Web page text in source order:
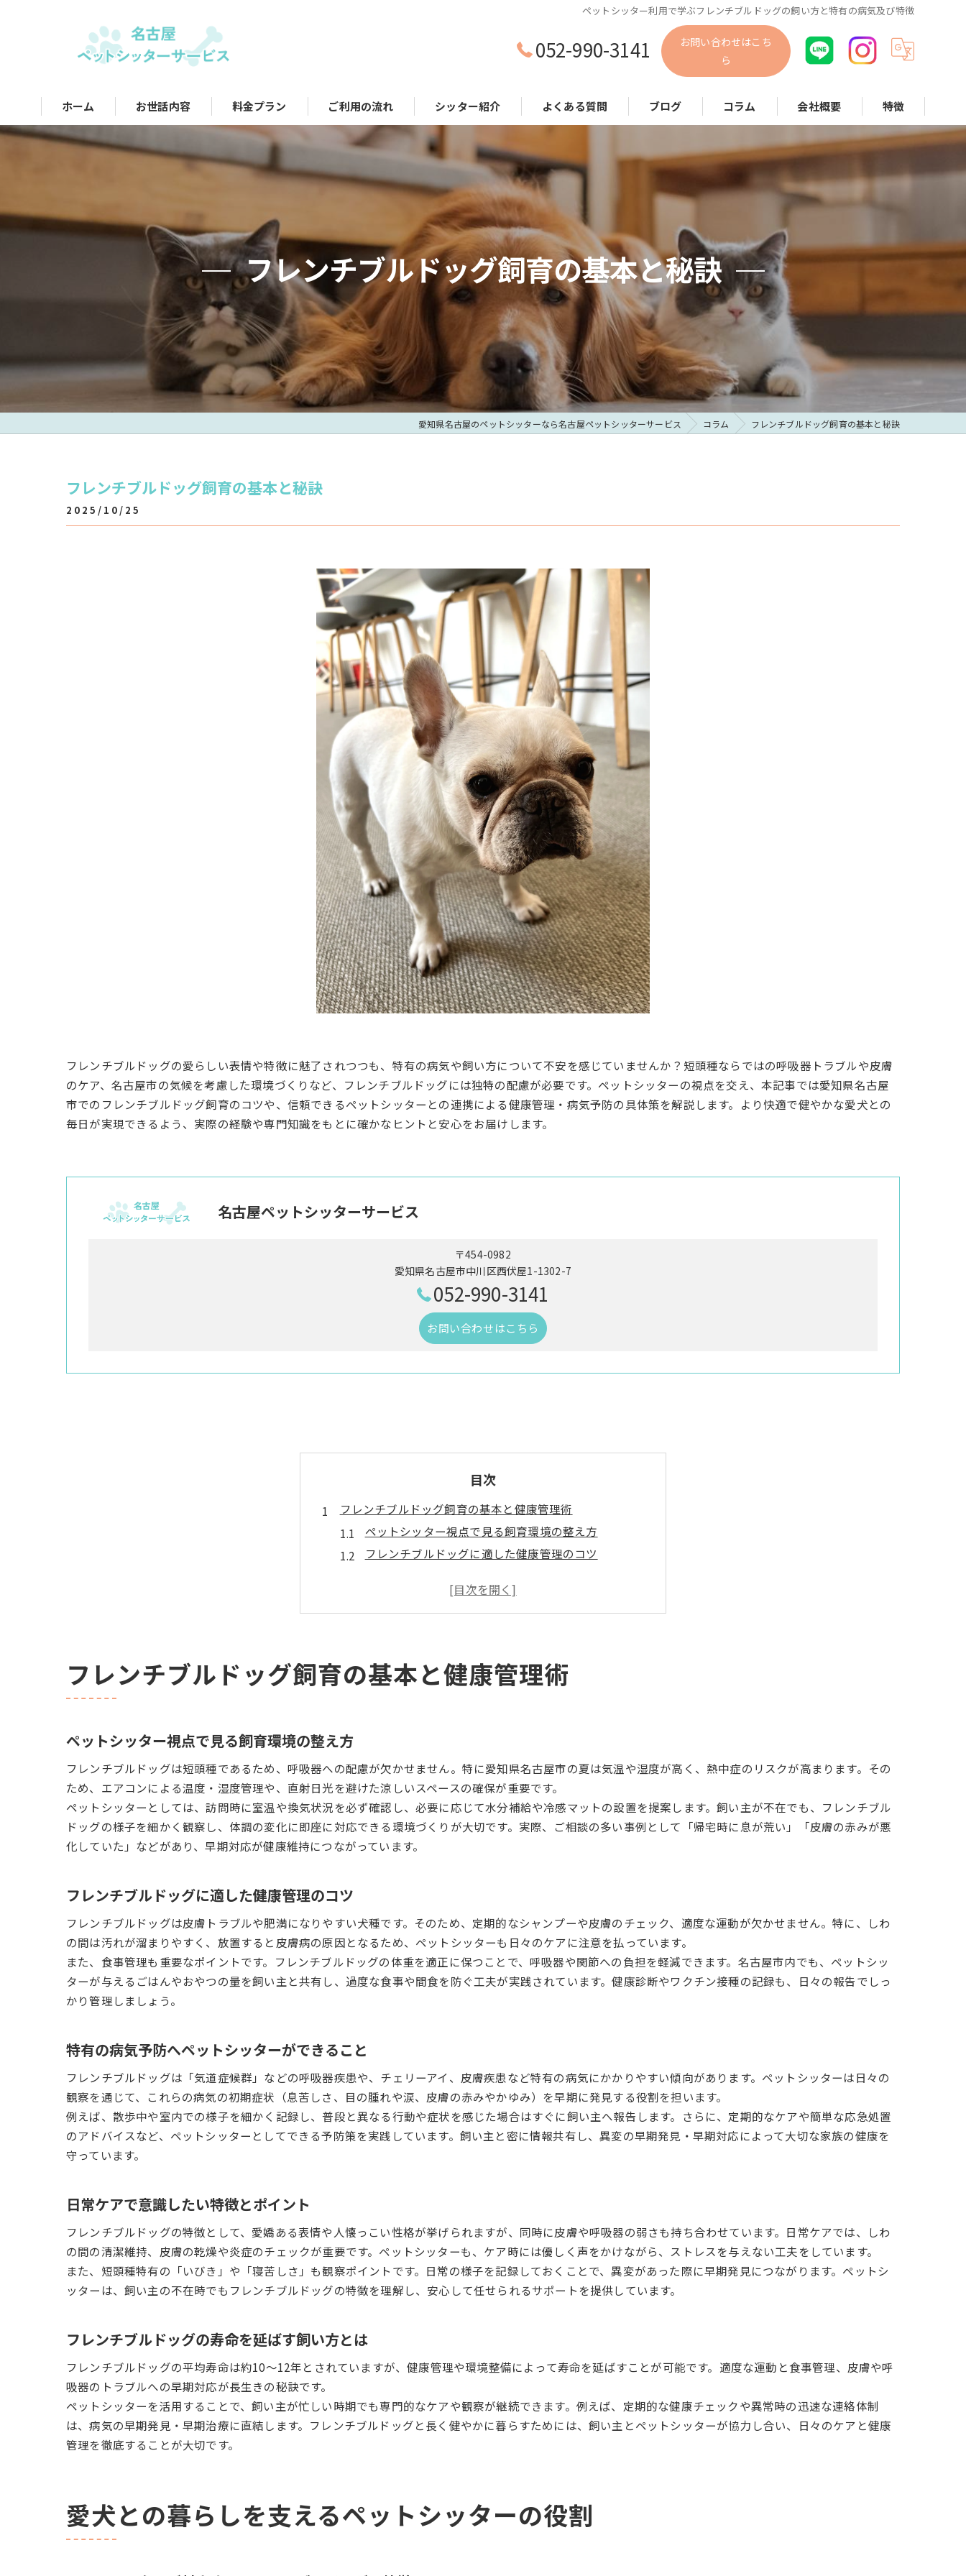
ペットシッター利用で学ぶフレンチブルドッグの飼い方と特有の病気及び特徴
052-990-3141
お問い合わせはこち
ら
ホーム お世話内容 料金プラン ご利用の流れ シッター紹介 よくある質問 ブログ コラム 会社概要 特徴
散歩代行
フレンチブルドッグ飼育の基本と秘訣
愛知県名古屋のペットシッターなら名古屋ペットシッターサービス コラム フレンチブルドッグ飼育の基本と秘訣
フレンチブルドッグ飼育の基本と秘訣
2025/10/25
フレンチブルドッグの愛らしい表情や特徴に魅了されつつも、特有の病気や飼い方について不安を感じていませんか？短頭種ならではの呼吸器トラブルや皮膚
のケア、名古屋市の気候を考慮した環境づくりなど、フレンチブルドッグには独特の配慮が必要です。ペットシッターの視点を交え、本記事では愛知県名古屋
市でのフレンチブルドッグ飼育のコツや、信頼できるペットシッターとの連携による健康管理・病気予防の具体策を解説します。より快適で健やかな愛犬との
毎日が実現できるよう、実際の経験や専門知識をもとに確かなヒントと安心をお届けします。
名古屋ペットシッターサービス
〒454-0982
愛知県名古屋市中川区西伏屋1-1302-7
052-990-3141
お問い合わせはこちら
目次
フレンチブルドッグ飼育の基本と健康管理術
ペットシッター視点で見る飼育環境の整え方
フレンチブルドッグに適した健康管理のコツ
日常ケアで意識したい特徴とポイント
ペットシッターが対応するフレンチブルドッグの特徴
飼い主とペットシッターの連携で安心のサポート体制
特徴から見るフレンチブルドッグへの最適ケア
フレンチブルドッグの特徴に合ったケア方法
ペットシッターによる性格別サポートの工夫
病気になりやすい体質を考えた日常の注意点
フレンチブルドッグの病気予防に役立つ習慣
ペットシッターが実践する健康管理アドバイス
短頭種気道症候群を防ぐ日常ケアの工夫
快適な飼い方を叶える実践的ヒント集
ペットシッターと作る快適な生活リズム
特徴を活かしたストレスフリーな飼い方
病気予防と健康維持のための実践ポイント
特徴を理解した上でのしつけポイント
性格に合わせたペットシッターのサポート術
飼い主と愛犬の絆を強める日常の工夫
フレンチブルドッグ飼育の基本と健康管理術
ペットシッター視点で見る飼育環境の整え方
フレンチブルドッグは短頭種であるため、呼吸器への配慮が欠かせません。特に愛知県名古屋市の夏は気温や湿度が高く、熱中症のリスクが高まります。その
ため、エアコンによる温度・湿度管理や、直射日光を避けた涼しいスペースの確保が重要です。
ペットシッターとしては、訪問時に室温や換気状況を必ず確認し、必要に応じて水分補給や冷感マットの設置を提案します。飼い主が不在でも、フレンチブル
ドッグの様子を細かく観察し、体調の変化に即座に対応できる環境づくりが大切です。実際、ご相談の多い事例として「帰宅時に息が荒い」「皮膚の赤みが悪
化していた」などがあり、早期対応が健康維持につながっています。
フレンチブルドッグに適した健康管理のコツ
フレンチブルドッグは皮膚トラブルや肥満になりやすい犬種です。そのため、定期的なシャンプーや皮膚のチェック、適度な運動が欠かせません。特に、しわ
の間は汚れが溜まりやすく、放置すると皮膚病の原因となるため、ペットシッターも日々のケアに注意を払っています。
また、食事管理も重要なポイントです。フレンチブルドッグの体重を適正に保つことで、呼吸器や関節への負担を軽減できます。名古屋市内でも、ペットシッ
ターが与えるごはんやおやつの量を飼い主と共有し、過度な食事や間食を防ぐ工夫が実践されています。健康診断やワクチン接種の記録も、日々の報告でしっ
かり管理しましょう。
特有の病気予防へペットシッターができること
フレンチブルドッグは「気道症候群」などの呼吸器疾患や、チェリーアイ、皮膚疾患など特有の病気にかかりやすい傾向があります。ペットシッターは日々の
観察を通じて、これらの病気の初期症状（息苦しさ、目の腫れや涙、皮膚の赤みやかゆみ）を早期に発見する役割を担います。
例えば、散歩中や室内での様子を細かく記録し、普段と異なる行動や症状を感じた場合はすぐに飼い主へ報告します。さらに、定期的なケアや簡単な応急処置
のアドバイスなど、ペットシッターとしてできる予防策を実践しています。飼い主と密に情報共有し、異変の早期発見・早期対応によって大切な家族の健康を
守っています。
日常ケアで意識したい特徴とポイント
フレンチブルドッグの特徴として、愛嬌ある表情や人懐っこい性格が挙げられますが、同時に皮膚や呼吸器の弱さも持ち合わせています。日常ケアでは、しわ
の間の清潔維持、皮膚の乾燥や炎症のチェックが重要です。ペットシッターも、ケア時には優しく声をかけながら、ストレスを与えない工夫をしています。
また、短頭種特有の「いびき」や「寝苦しさ」も観察ポイントです。日常の様子を記録しておくことで、異変があった際に早期発見につながります。ペットシ
ッターは、飼い主の不在時でもフレンチブルドッグの特徴を理解し、安心して任せられるサポートを提供しています。
フレンチブルドッグの寿命を延ばす飼い方とは
フレンチブルドッグの平均寿命は約10～12年とされていますが、健康管理や環境整備によって寿命を延ばすことが可能です。適度な運動と食事管理、皮膚や呼
吸器のトラブルへの早期対応が長生きの秘訣です。
ペットシッターを活用することで、飼い主が忙しい時期でも専門的なケアや観察が継続できます。例えば、定期的な健康チェックや異常時の迅速な連絡体制
は、病気の早期発見・早期治療に直結します。フレンチブルドッグと長く健やかに暮らすためには、飼い主とペットシッターが協力し合い、日々のケアと健康
管理を徹底することが大切です。
愛犬との暮らしを支えるペットシッターの役割